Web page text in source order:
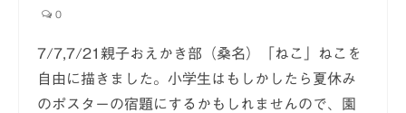
0
7/7,7/21親子おえかき部（桑名）「ねこ」ねこを
自由に描きました。小学生はもしかしたら夏休み
のポスターの宿題にするかもしれませんので、園